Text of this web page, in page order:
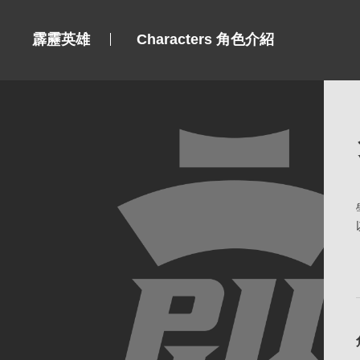
霹靂英雄 Characters 角色介紹